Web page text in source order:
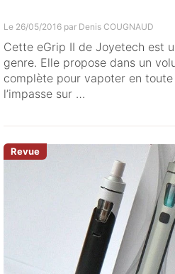
Le 26/05/2016 par Denis COUGNAUD
Cette eGrip II de Joyetech est
genre. Elle propose dans un
complète pour vapoter en
l’impasse sur …